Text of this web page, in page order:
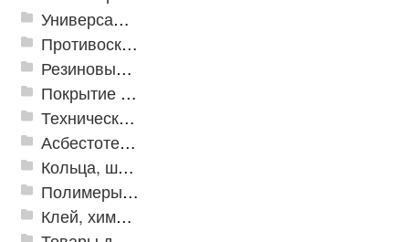
Универсальные модульные покрытия
Противоскользящая защита для лестниц, профили, ленты
Резиновые и ПВХ дорожки
Покрытие из резиновой крошки
Техническая резина
Асбестотехнические и теплоизоляционные материалы
Кольца, шайбы, манжеты
Полимеры и пластики
Клей, химия, сопутствующие товары